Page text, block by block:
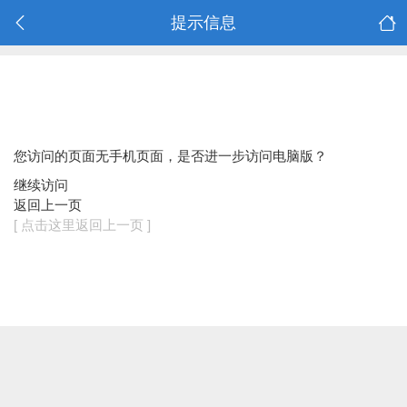
提示信息
您访问的页面无手机页面，是否进一步访问电脑版？
继续访问
返回上一页
[ 点击这里返回上一页 ]